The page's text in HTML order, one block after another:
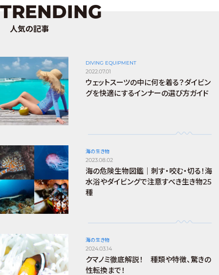
TRENDING
人気の記事
DIVING EQUIPMENT
2022.07.01
ウェットスーツの中に何を着る？ダイビン
グを快適にするインナーの選び方ガイド
海の生き物
2023.08.02
海の危険生物図鑑｜刺す・咬む・切る！海
水浴やダイビングで注意すべき生き物25
種
海の生き物
2024.03.14
クマノミ徹底解説！ 種類や特徴、驚きの
性転換まで！